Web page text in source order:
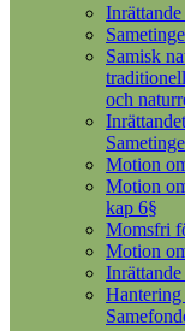
Samisk
och
Motion
Motion
kap 6§
Momsfri
Motion